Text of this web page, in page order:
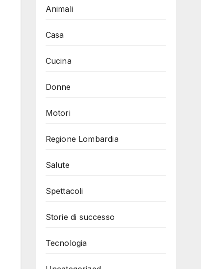
Animali
Casa
Cucina
Donne
Motori
Regione Lombardia
Salute
Spettacoli
Storie di successo
Tecnologia